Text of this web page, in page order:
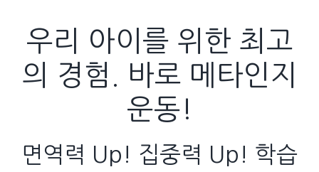
우리 아이를 위한 최고
의 경험. 바로 메타인지
운동!
면역력 Up! 집중력 Up! 학습